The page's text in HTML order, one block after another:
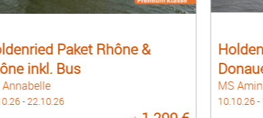
&
Holdenried Paket
Donauerwachen all incl. &